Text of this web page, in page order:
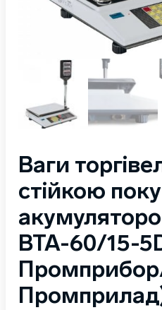
Ваги
стійкою
ВТА-60/15-